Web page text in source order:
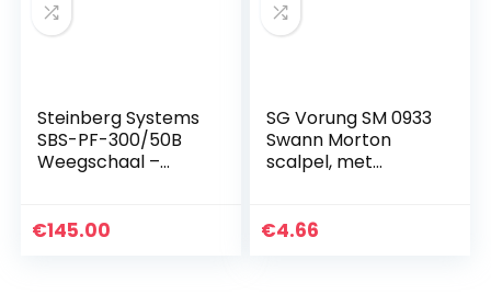
Steinberg Systems
SBS-PF-300/50B
Weegschaal –
300 kg / 50 g – 45 x
€145.00
SG Vorung SM 0933
Swann Morton
scalpel, met
€4.66